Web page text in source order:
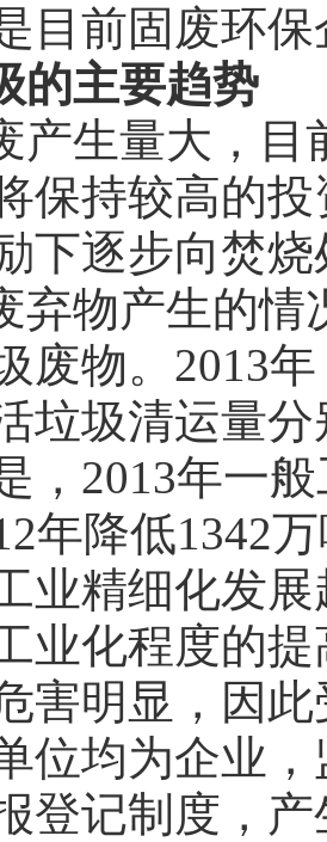
目前固废环
的主要趋势
产生量大，目
保持较高的
下逐步向焚
弃物产生的
废物。2013
垃圾清运量
，2013年一
年降低1342
业精细化发
业化程度的
害明显，因
位均为企业
登记制度，